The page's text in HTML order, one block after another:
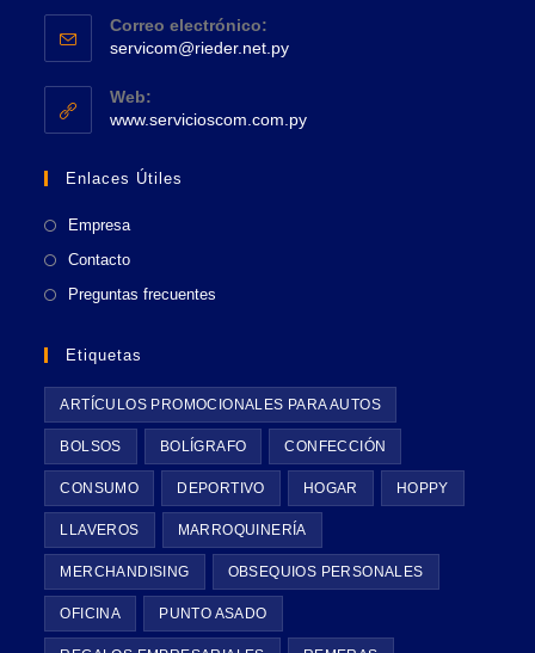
tu
aplicación
abre
en
tu
aplicación
Correo electrónico:
servicom@rieder.net.pySe
aplicación
Web:
www.servicioscom.com.pySe
Enlaces Útiles
Empresa
Contacto
Preguntas frecuentes
Etiquetas
ARTÍCULOS PROMOCIONALES PARA AUTOS
BOLSOS BOLÍGRAFO CONFECCIÓN
CONSUMO DEPORTIVO HOGAR HOPPY
LLAVEROS MARROQUINERÍA
MERCHANDISING OBSEQUIOS PERSONALES
OFICINA PUNTO ASADO